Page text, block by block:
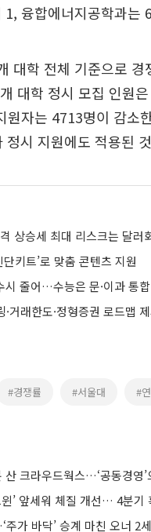
융합에너지공학과는
대학 전체 기준으로
대학 정시 모집 인원
원자는 4713명이 감소
정시 지원에도 적용된
상승세 최대 리스크는 달
키트’로 맞춤 콘텐츠 지원
시 줄어…수능은 문·이과 통합
거래한도·정형증권 로드맵
#경쟁률 #서울대 #
크라우드웍스…‘공동경영
’ 앞세워 체질 개선… 4분기
가 바닥’ 승계 마친 오너 2